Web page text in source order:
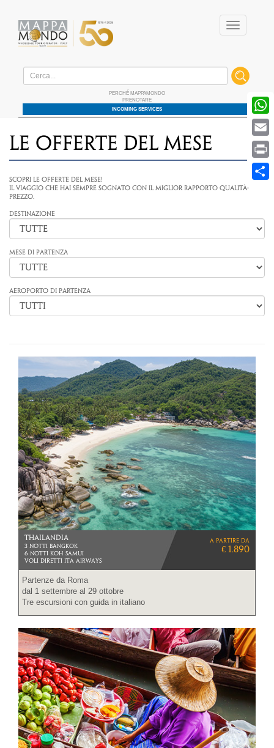
Menu
PERCHÉ MAPPAMONDO
PRENOTARE
INCOMING SERVICES
/ Offerte / Le offerte del mese
Le offerte del mese
Scopri le offerte del mese!
Il viaggio che hai sempre sognato con il miglior rapporto qualità-
prezzo.
Destinazione
MESE DI PARTENZA
AEROPORTO DI PARTENZA
THAILANDIA
3 NOTTI BANGKOK
6 NOTTI KOH SAMUI
VOLI DIRETTI ITA AIRWAYS
a partire da
€ 1.890
Partenze da Roma
dal 1 settembre al 29 ottobre
Tre escursioni con guida in italiano